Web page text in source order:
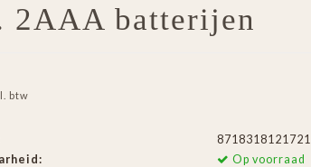
2AAA batterijen
btw
8718318121721
Op voorraad